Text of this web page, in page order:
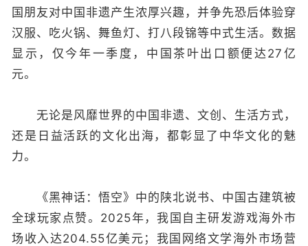
国朋友对中国非遗产生浓厚兴趣，并争先恐后体验穿
汉服、吃火锅、舞鱼灯、打八段锦等中式生活。数据
显示，仅今年一季度，中国茶叶出口额便达27亿
元。
无论是风靡世界的中国非遗、文创、生活方式，
还是日益活跃的文化出海，都彰显了中华文化的魅
力。
《黑神话：悟空》中的陕北说书、中国古建筑被
全球玩家点赞。2025年，我国自主研发游戏海外市
场收入达204.55亿美元；我国网络文学海外市场营